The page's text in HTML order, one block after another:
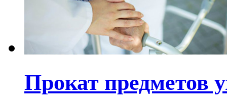
Прокат предметов